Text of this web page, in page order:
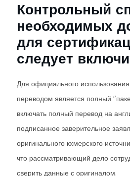
Контрольный
необходимых
для
следует
Для официального
переводом является полный
включать полный перевод на
подписанное заверительное
оригинального кхмерского
что рассматривающий дело
сверить данные с оригиналом.